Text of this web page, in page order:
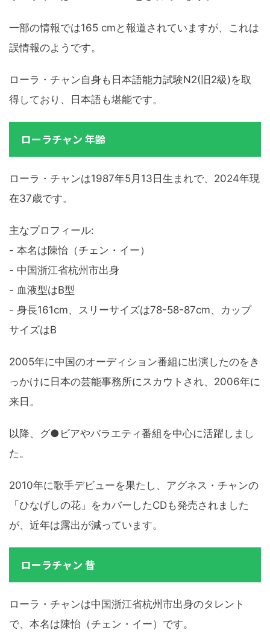
一部の情報では165 cmと報道されていますが、これは
誤情報のようです。
ローラ・チャン自身も日本語能力試験N2(旧2級)を取
得しており、日本語も堪能です。
ローラチャン 年齢
ローラ・チャンは1987年5月13日生まれで、2024年現
在37歳です。
主なプロフィール:
- 本名は陳怡（チェン・イー）
- 中国浙江省杭州市出身
- 血液型はB型
- 身長161cm、スリーサイズは78-58-87cm、カップ
サイズはB
2005年に中国のオーディション番組に出演したのをき
っかけに日本の芸能事務所にスカウトされ、2006年に
来日。
以降、グ●ビアやバラエティ番組を中心に活躍しまし
た。
2010年に歌手デビューを果たし、アグネス・チャンの
「ひなげしの花」をカバーしたCDも発売されました
が、近年は露出が減っています。
ローラチャン 昔
ローラ・チャンは中国浙江省杭州市出身のタレント
で、本名は陳怡（チェン・イー）です。